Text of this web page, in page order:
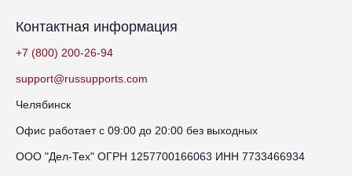
Контактная информация
+7 (800) 200-26-94
support@russupports.com
Челябинск
Офис работает с 09:00 до 20:00 без выходных
ООО "Дел-Тех" ОГРН 1257700166063 ИНН 7733466934